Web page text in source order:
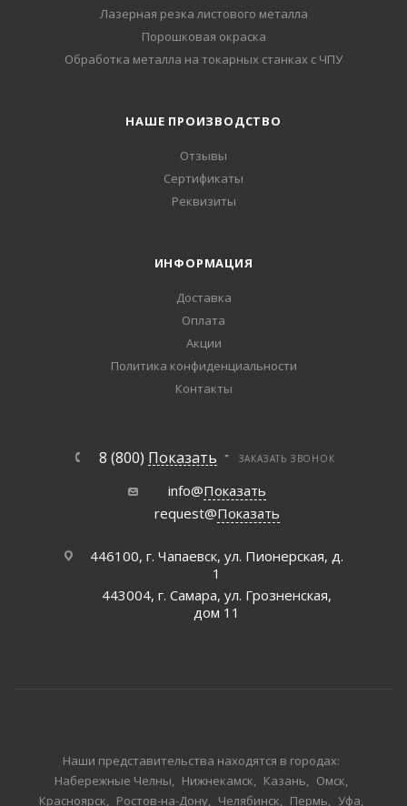
Лазерная резка листового металла
Порошковая окраска
Обработка металла на токарных станках с ЧПУ
НАШЕ ПРОИЗВОДСТВО
Отзывы
Сертификаты
Реквизиты
ИНФОРМАЦИЯ
Доставка
Оплата
Акции
Политика конфиденциальности
Контакты
8 (800) Показать ЗАКАЗАТЬ ЗВОНОК
info@Показать
request@Показать
446100, г. Чапаевск, ул. Пионерская, д.
1
443004, г. Самара, ул. Грозненская,
дом 11
Наши представительства находятся в городах:
Набережные Челны
Нижнекамск Казань
Омск
Красноярск
Ростов-на-Дону Челябинск Пермь Уфа